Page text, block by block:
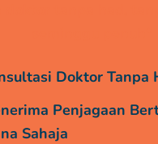
Doktor Tanpa
Penjagaan
Sahaja